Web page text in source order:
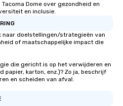
Dome over gezondheid en
en inclusie.
naar doelstellingen/strategieën van
of maatschappelijke impact die
die gericht is op het verwijderen en
papier, karton, enz.)? Zo ja, beschrijf
en scheiden van afval.